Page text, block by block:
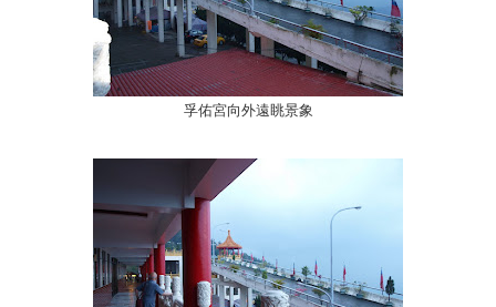
孚佑宮向外遠眺景象